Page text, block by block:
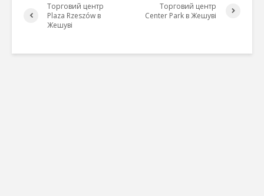
Торговий центр
Plaza Rzeszów в
Жешуві
Торговий центр
Center Park в Жешуві